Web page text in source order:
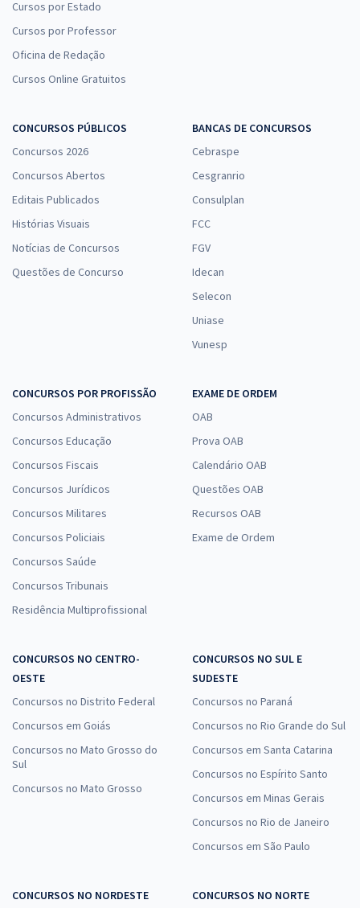
Cursos por Estado
Cursos por Professor
Oficina de Redação
Cursos Online Gratuitos
CONCURSOS PÚBLICOS
Concursos 2026
Concursos Abertos
Editais Publicados
Histórias Visuais
Notícias de Concursos
Questões de Concurso
BANCAS DE CONCURSOS
Cebraspe
Cesgranrio
Consulplan
FCC
FGV
Idecan
Selecon
Uniase
Vunesp
CONCURSOS POR PROFISSÃO
Concursos Administrativos
Concursos Educação
Concursos Fiscais
Concursos Jurídicos
Concursos Militares
Concursos Policiais
Concursos Saúde
Concursos Tribunais
Residência Multiprofissional
EXAME DE ORDEM
OAB
Prova OAB
Calendário OAB
Questões OAB
Recursos OAB
Exame de Ordem
CONCURSOS NO CENTRO-
OESTE
Concursos no Distrito Federal
Concursos em Goiás
Concursos no Mato Grosso do
Sul
Concursos no Mato Grosso
CONCURSOS NO SUL E
SUDESTE
Concursos no Paraná
Concursos no Rio Grande do Sul
Concursos em Santa Catarina
Concursos no Espírito Santo
Concursos em Minas Gerais
Concursos no Rio de Janeiro
Concursos em São Paulo
CONCURSOS NO NORDESTE
CONCURSOS NO NORTE